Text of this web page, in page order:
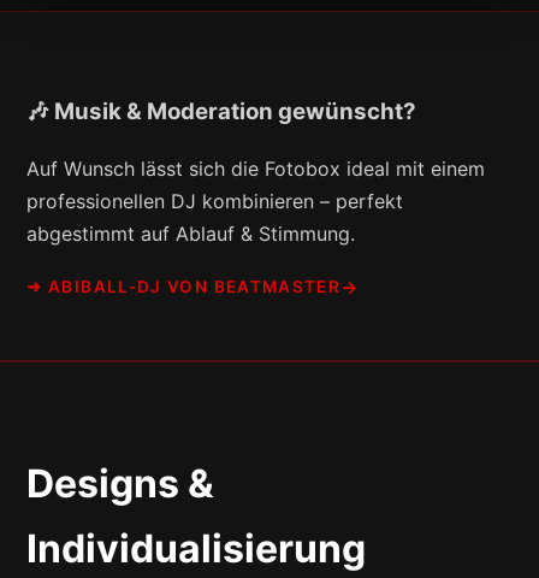
🎶 Musik & Moderation gewünscht?
Auf Wunsch lässt sich die Fotobox ideal mit einem
professionellen DJ kombinieren – perfekt
abgestimmt auf Ablauf & Stimmung.
➜ ABIBALL-DJ VON BEATMASTER
Designs &
Individualisierung